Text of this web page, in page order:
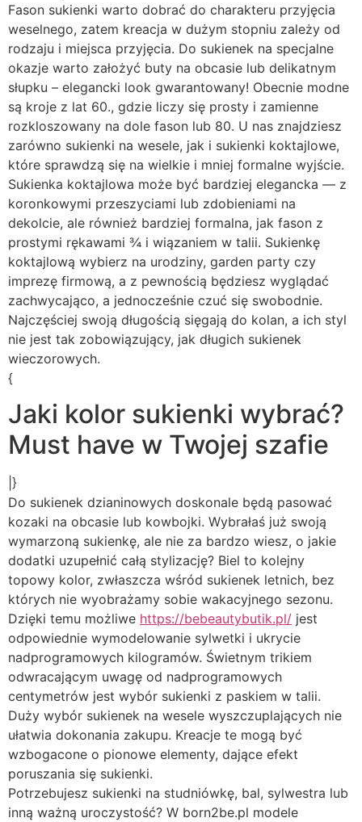
Fason sukienki warto dobrać do charakteru przyjęcia
weselnego, zatem kreacja w dużym stopniu zależy od
rodzaju i miejsca przyjęcia. Do sukienek na specjalne
okazje warto założyć buty na obcasie lub delikatnym
słupku – elegancki look gwarantowany! Obecnie modne
są kroje z lat 60., gdzie liczy się prosty i zamienne
rozkloszowany na dole fason lub 80. U nas znajdziesz
zarówno sukienki na wesele, jak i sukienki koktajlowe,
które sprawdzą się na wielkie i mniej formalne wyjście.
Sukienka koktajlowa może być bardziej elegancka — z
koronkowymi przeszyciami lub zdobieniami na
dekolcie, ale również bardziej formalna, jak fason z
prostymi rękawami ¾ i wiązaniem w talii. Sukienkę
koktajlową wybierz na urodziny, garden party czy
imprezę firmową, a z pewnością będziesz wyglądać
zachwycająco, a jednocześnie czuć się swobodnie.
Najczęściej swoją długością sięgają do kolan, a ich styl
nie jest tak zobowiązujący, jak długich sukienek
wieczorowych.
{
Jaki kolor sukienki wybrać?
Must have w Twojej szafie
|}
Do sukienek dzianinowych doskonale będą pasować
kozaki na obcasie lub kowbojki. Wybrałaś już swoją
wymarzoną sukienkę, ale nie za bardzo wiesz, o jakie
dodatki uzupełnić całą stylizację? Biel to kolejny
topowy kolor, zwłaszcza wśród sukienek letnich, bez
których nie wyobrażamy sobie wakacyjnego sezonu.
Dzięki temu możliwe https://bebeautybutik.pl/ jest
odpowiednie wymodelowanie sylwetki i ukrycie
nadprogramowych kilogramów. Świetnym trikiem
odwracającym uwagę od nadprogramowych
centymetrów jest wybór sukienki z paskiem w talii.
Duży wybór sukienek na wesele wyszczuplających nie
ułatwia dokonania zakupu. Kreacje te mogą być
wzbogacone o pionowe elementy, dające efekt
poruszania się sukienki.
Potrzebujesz sukienki na studniówkę, bal, sylwestra lub
inną ważną uroczystość? W born2be.pl modele